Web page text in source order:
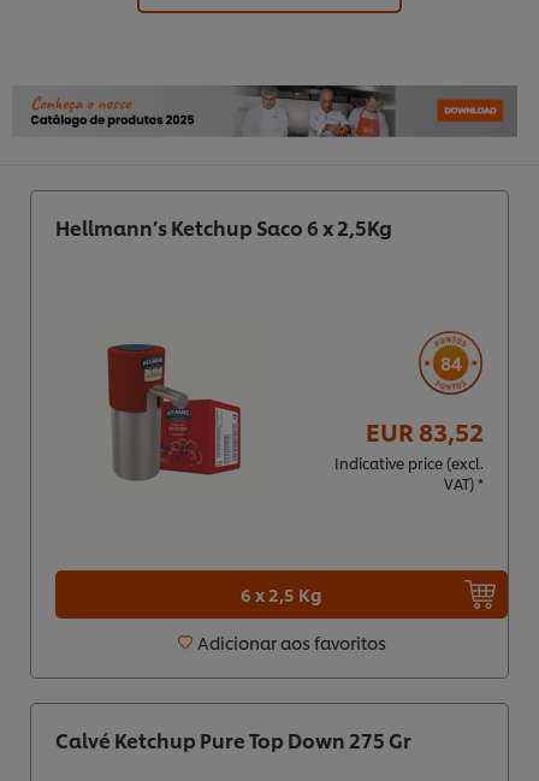
Hellmann’s Ketchup Saco 6 x 2,5Kg
84
Indicative price (excl.
VAT) *
EUR 83,52
6 x 2,5 Kg
Adicionar aos favoritos
Calvé Ketchup Pure Top Down 275 Gr